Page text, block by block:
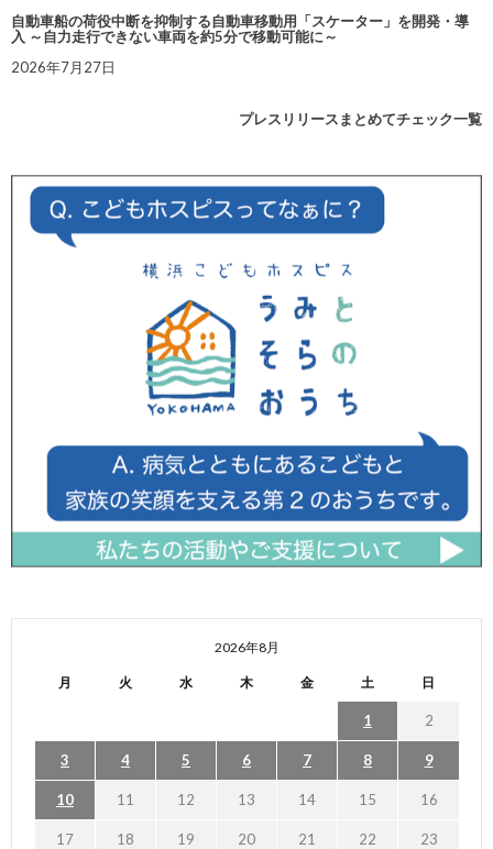
自動車船の荷役中断を抑制する自動車移動用「スケーター」を開発・導
入 ～自力走行できない車両を約5分で移動可能に～
2026年7月27日
プレスリリースまとめてチェック一覧
2026年8月
月 火 水 木 金 土 日
1 2
3 4 5 6 7 8 9
10 11 12 13 14 15 16
17 18 19 20 21 22 23